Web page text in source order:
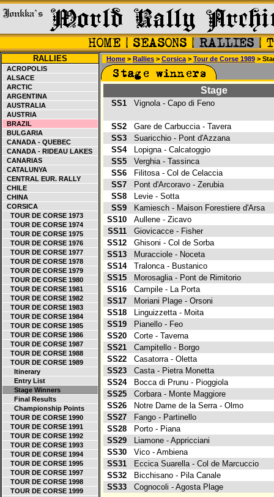
RALLIES
ACROPOLIS
ALSACE
ARCTIC
ARGENTINA
AUSTRALIA
AUSTRIA
BRAZIL
BULGARIA
CANADA - QUEBEC
CANADA - RIDEAU LAKES
CANARIAS
CATALUNYA
CENTRAL EUR. RALLY
CHILE
CHINA
CORSICA
TOUR DE CORSE 1973
TOUR DE CORSE 1974
TOUR DE CORSE 1975
TOUR DE CORSE 1976
TOUR DE CORSE 1977
TOUR DE CORSE 1978
TOUR DE CORSE 1979
TOUR DE CORSE 1980
TOUR DE CORSE 1981
TOUR DE CORSE 1982
TOUR DE CORSE 1983
TOUR DE CORSE 1984
TOUR DE CORSE 1985
TOUR DE CORSE 1986
TOUR DE CORSE 1987
TOUR DE CORSE 1988
TOUR DE CORSE 1989
Itinerary
Entry List
Stage Winners
Final Results
Championship Points
TOUR DE CORSE 1990
TOUR DE CORSE 1991
TOUR DE CORSE 1992
TOUR DE CORSE 1993
TOUR DE CORSE 1994
TOUR DE CORSE 1995
TOUR DE CORSE 1997
TOUR DE CORSE 1998
TOUR DE CORSE 1999
Home > Rallies > Corsica > Tour de Corse 1989 >
Stage
SS1 Vignola - Capo di Feno
SS2
Gare de Carbuccia - Tavera
SS3
Suaricchio - Pont d'Azzana
SS4
Lopigna - Calcatoggio
SS5
Verghia - Tassinca
SS6
Filitosa - Col de Celaccia
SS7
Pont d'Arcoravo - Zerubia
SS8
Levie - Sotta
SS9
Kamiesch - Maison Forestiere d'Arsa
SS10
Aullene - Zicavo
SS11
Giovicacce - Fisher
SS12
Ghisoni - Col de Sorba
SS13
Muracciole - Noceta
SS14
Tralonca - Bustanico
SS15
Morosaglia - Pont de Rimitorio
SS16
Campile - La Porta
SS17
Moriani Plage - Orsoni
SS18
Linguizzetta - Moita
SS19
Pianello - Feo
SS20
Corte - Taverna
SS21
Campitello - Borgo
SS22
Casatorra - Oletta
SS23
Casta - Pietra Monetta
SS24
Bocca di Prunu - Pioggiola
SS25
Corbara - Monte Maggiore
SS26
Notre Dame de la Serra - Olmo
SS27
Fango - Partinello
SS28
Porto - Piana
SS29
Liamone - Appricciani
SS30
Vico - Ambiena
SS31
Eccica Suarella - Col de Marcuccio
SS32
Bicchisano - Pila Canale
SS33
Cognocoli - Agosta Plage